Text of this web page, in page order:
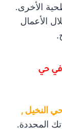
الأخرى.
الأعمال
في حي
النخيل ,
المحددة.